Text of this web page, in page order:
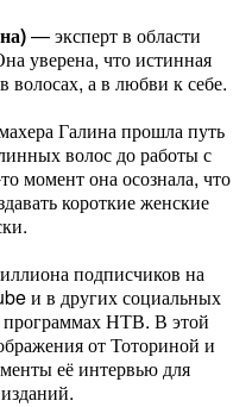
— эксперт в области
уверена, что истинная
волосах, а в любви к себе.
Галина прошла путь
волос до работы с
момент она осознала, что
короткие женские
подписчиков на
и в других социальных
программах НТВ. В этой
от Тоториной и
её интервью для